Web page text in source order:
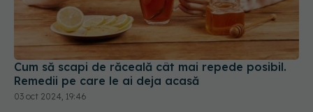
Cum să scapi de răceală cât mai repede posibil.
Remedii pe care le ai deja acasă
03 oct 2024, 19:46